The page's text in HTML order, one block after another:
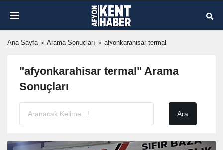
Ana Sayfa Arama Sonuçları afyonkarahisar termal
"afyonkarahisar termal" Arama
Sonuçları